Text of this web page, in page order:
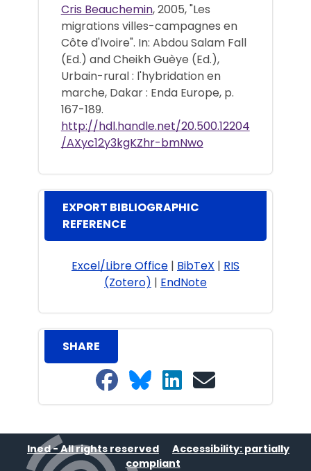
Cris Beauchemin, 2005, "Les
migrations villes-campagnes en
Côte d'Ivoire". In: Abdou Salam Fall
(Ed.) and Cheikh Guèye (Ed.),
Urbain-rural : l'hybridation en
marche, Dakar : Enda Europe, p.
167-189.
http://hdl.handle.net/20.500.12204
/AXyc12y3kgKZhr-bmNwo
EXPORT BIBLIOGRAPHIC
REFERENCE
Excel/Libre Office | BibTeX | RIS
(Zotero) | EndNote
SHARE
Share on Facebook
Share on Bluesky
Share on LinkedIn
Ined - All rights reserved
Accessibility: partially
compliant